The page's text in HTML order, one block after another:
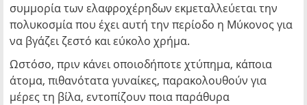
συμμορία των ελαφροχέρηδων εκμεταλλεύεται την
πολυκοσμία που έχει αυτή την περίοδο η Μύκονος για
να βγάζει ζεστό και εύκολο χρήμα.
Ωστόσο, πριν κάνει οποιοδήποτε χτύπημα, κάποια
άτομα, πιθανότατα γυναίκες, παρακολουθούν για
μέρες τη βίλα, εντοπίζουν ποια παράθυρα